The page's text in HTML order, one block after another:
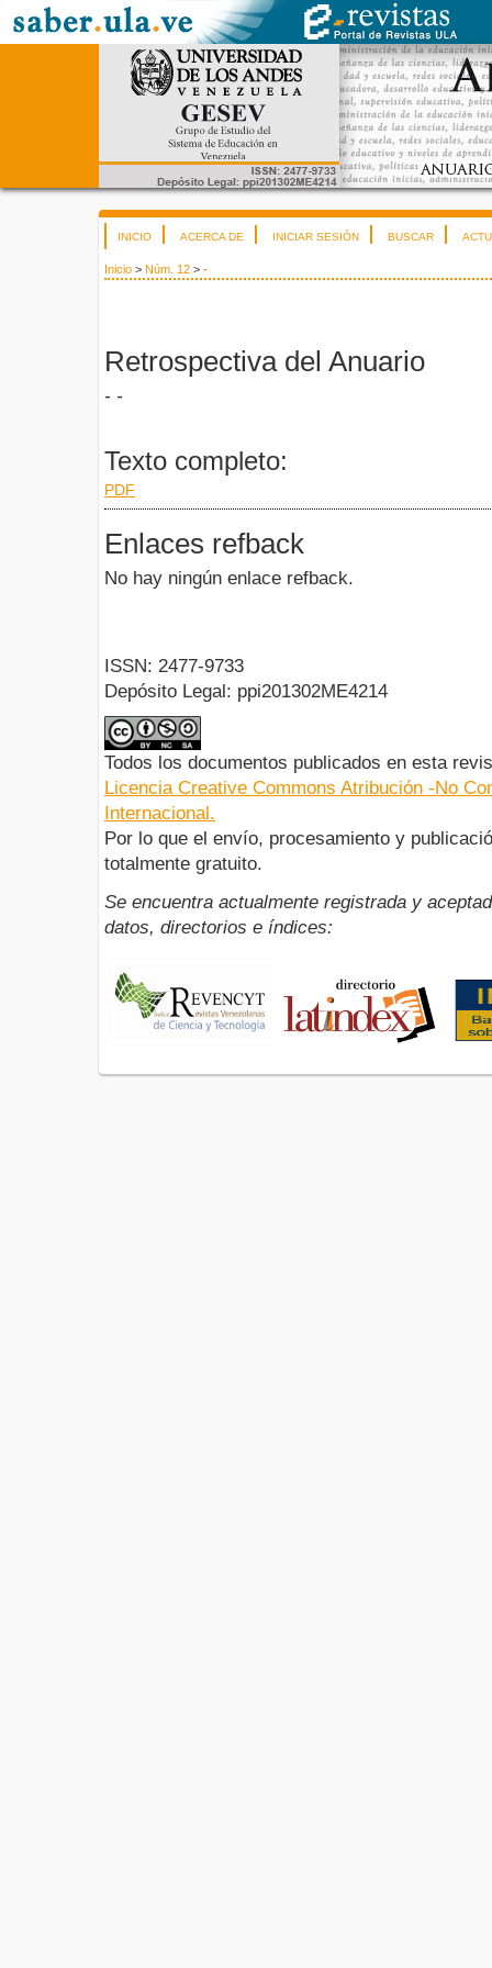
INICIO ACERCA DE INICIAR SESIÓN BUSCAR
Inicio > Núm. 12 > -
Retrospectiva del Anuario
- -
Texto completo:
PDF
Enlaces refback
No hay ningún enlace refback.
ISSN: 2477-9733
Depósito Legal: ppi201302ME4214
Todos los documentos publicados en esta
Licencia Creative Commons Atribución -No
Internacional.
Por lo que el envío, procesamiento y
totalmente gratuito.
Se encuentra actualmente registrada y
datos, directorios e índices: